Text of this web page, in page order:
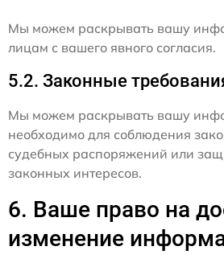
Мы можем раскрывать вашу
лицам с вашего явного согласия.
5.2. Законные
Мы можем раскрывать вашу
необходимо для соблюдения
судебных распоряжений или
законных интересов.
6. Ваше право на
изменение